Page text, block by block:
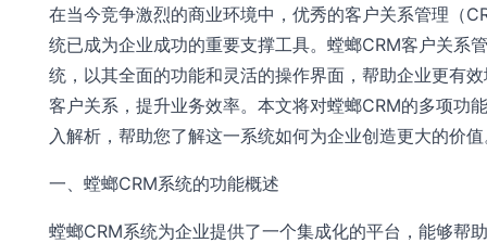
在当今竞争激烈的商业环境中，优秀的客户关系管理（
统已成为企业成功的重要支撑工具。螳螂CRM客户关系
统，以其全面的功能和灵活的操作界面，帮助企业更有
客户关系，提升业务效率。本文将对螳螂CRM的多项功
入解析，帮助您了解这一系统如何为企业创造更大的价
一、螳螂CRM系统的功能概述
螳螂CRM系统为企业提供了一个集成化的平台，能够帮